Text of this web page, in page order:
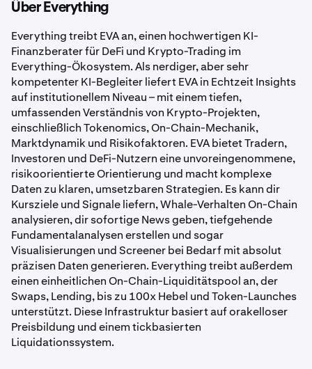
Über Everything
Everything treibt EVA an, einen hochwertigen KI-
Finanzberater für DeFi und Krypto-Trading im
Everything-Ökosystem. Als nerdiger, aber sehr
kompetenter KI-Begleiter liefert EVA in Echtzeit Insights
auf institutionellem Niveau – mit einem tiefen,
umfassenden Verständnis von Krypto-Projekten,
einschließlich Tokenomics, On-Chain-Mechanik,
Marktdynamik und Risikofaktoren. EVA bietet Tradern,
Investoren und DeFi-Nutzern eine unvoreingenommene,
risikoorientierte Orientierung und macht komplexe
Daten zu klaren, umsetzbaren Strategien. Es kann dir
Kursziele und Signale liefern, Whale-Verhalten On-Chain
analysieren, dir sofortige News geben, tiefgehende
Fundamentalanalysen erstellen und sogar
Visualisierungen und Screener bei Bedarf mit absolut
präzisen Daten generieren. Everything treibt außerdem
einen einheitlichen On-Chain-Liquiditätspool an, der
Swaps, Lending, bis zu 100x Hebel und Token-Launches
unterstützt. Diese Infrastruktur basiert auf orakelloser
Preisbildung und einem tickbasierten
Liquidationssystem.